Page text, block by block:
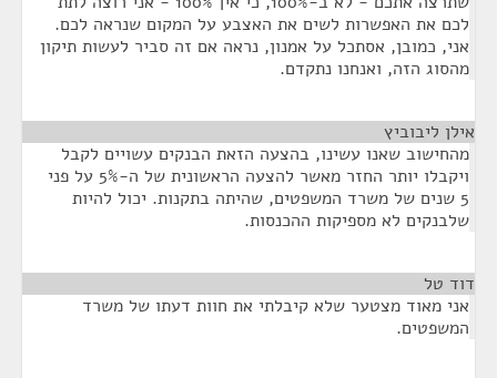
לכם את האפשרות לשים את האצבע על המקום שנראה לכם.
אני, כמובן, אסתכל על אמנון, נראה אם זה סביר לעשות תיקון
מהסוג הזה, ואנחנו נתקדם.
אילן ליבוביץ
מהחישוב שאנו עשינו, בהצעה הזאת הבנקים עשויים לקבל
ויקבלו יותר החזר מאשר להצעה הראשונית של ה-5% על פני
5 שנים של משרד המשפטים, שהיתה בתקנות. יכול להיות
שלבנקים לא מספיקות ההכנסות.
דוד טל
אני מאוד מצטער שלא קיבלתי את חוות דעתו של משרד
המשפטים.